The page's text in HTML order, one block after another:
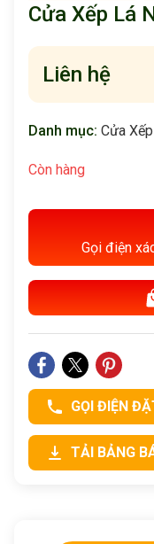
Cửa Xếp Lá
Liên hệ
Danh mục: Cửa Xếp
Còn hàng
Gọi điện
GỌI ĐIỆN
TẢI BẢNG